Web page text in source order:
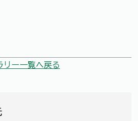
リー一覧へ戻る